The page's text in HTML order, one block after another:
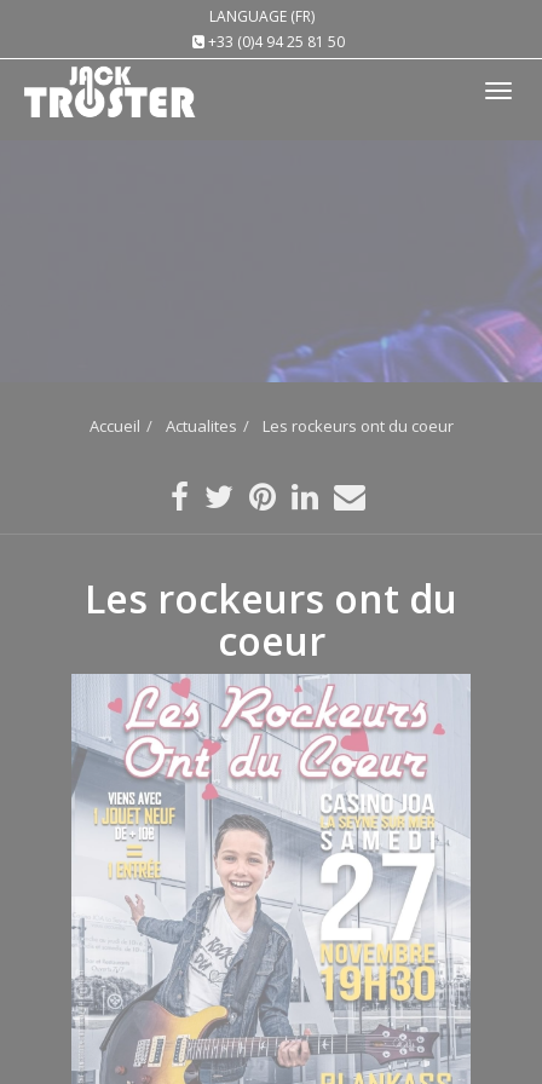
LANGUAGE (FR)
+33 (0)4 94 25 81 50
Accueil Actualites Les rockeurs ont du coeur
Les rockeurs ont du
coeur